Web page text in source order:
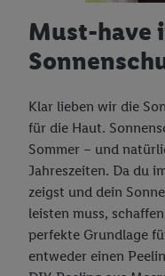
Must-have
Klar lieben wir die
für die Haut.
Sommer – und
Jahreszeiten. Da du
zeigst und dein
leisten muss,
perfekte Grundlage
entweder einen